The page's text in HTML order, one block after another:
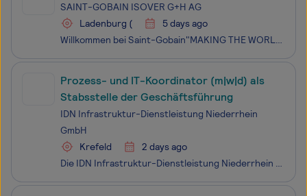
SAINT-GOBAIN ISOVER G+H AG
Ladenburg (
5 days ago
Willkommen bei Saint-Gobain"MAKING THE WORLD A BETTER HOME" - Das ist unser Ziel! Mit unserem vielfältigen Markenportfolio gestalten wir als Innovationsführer Materialien und Lösungen für Bau und Industrie. Unsere integrierten Lösungen für die Renovierung öffentlicher und privater Gebäude, für den
Prozess- und IT-Koordinator (m|w|d) als
Stabsstelle der Geschäftsführung
IDN Infrastruktur-Dienstleistung Niederrhein
GmbH
Krefeld
2 days ago
Die IDN Infrastruktur-Dienstleistung Niederrhein GmbH ist ein Unternehmen des SWK-Konzerns und zuverlässiger Partner für den Bau, die Erneuerung und die Instandhaltung von Versorgungsnetzen in der Region Krefeld. Unser Leistungsspektrum umfasst den Rohrleitungs- und Tiefbau für Gas-, Wasser-, Strom